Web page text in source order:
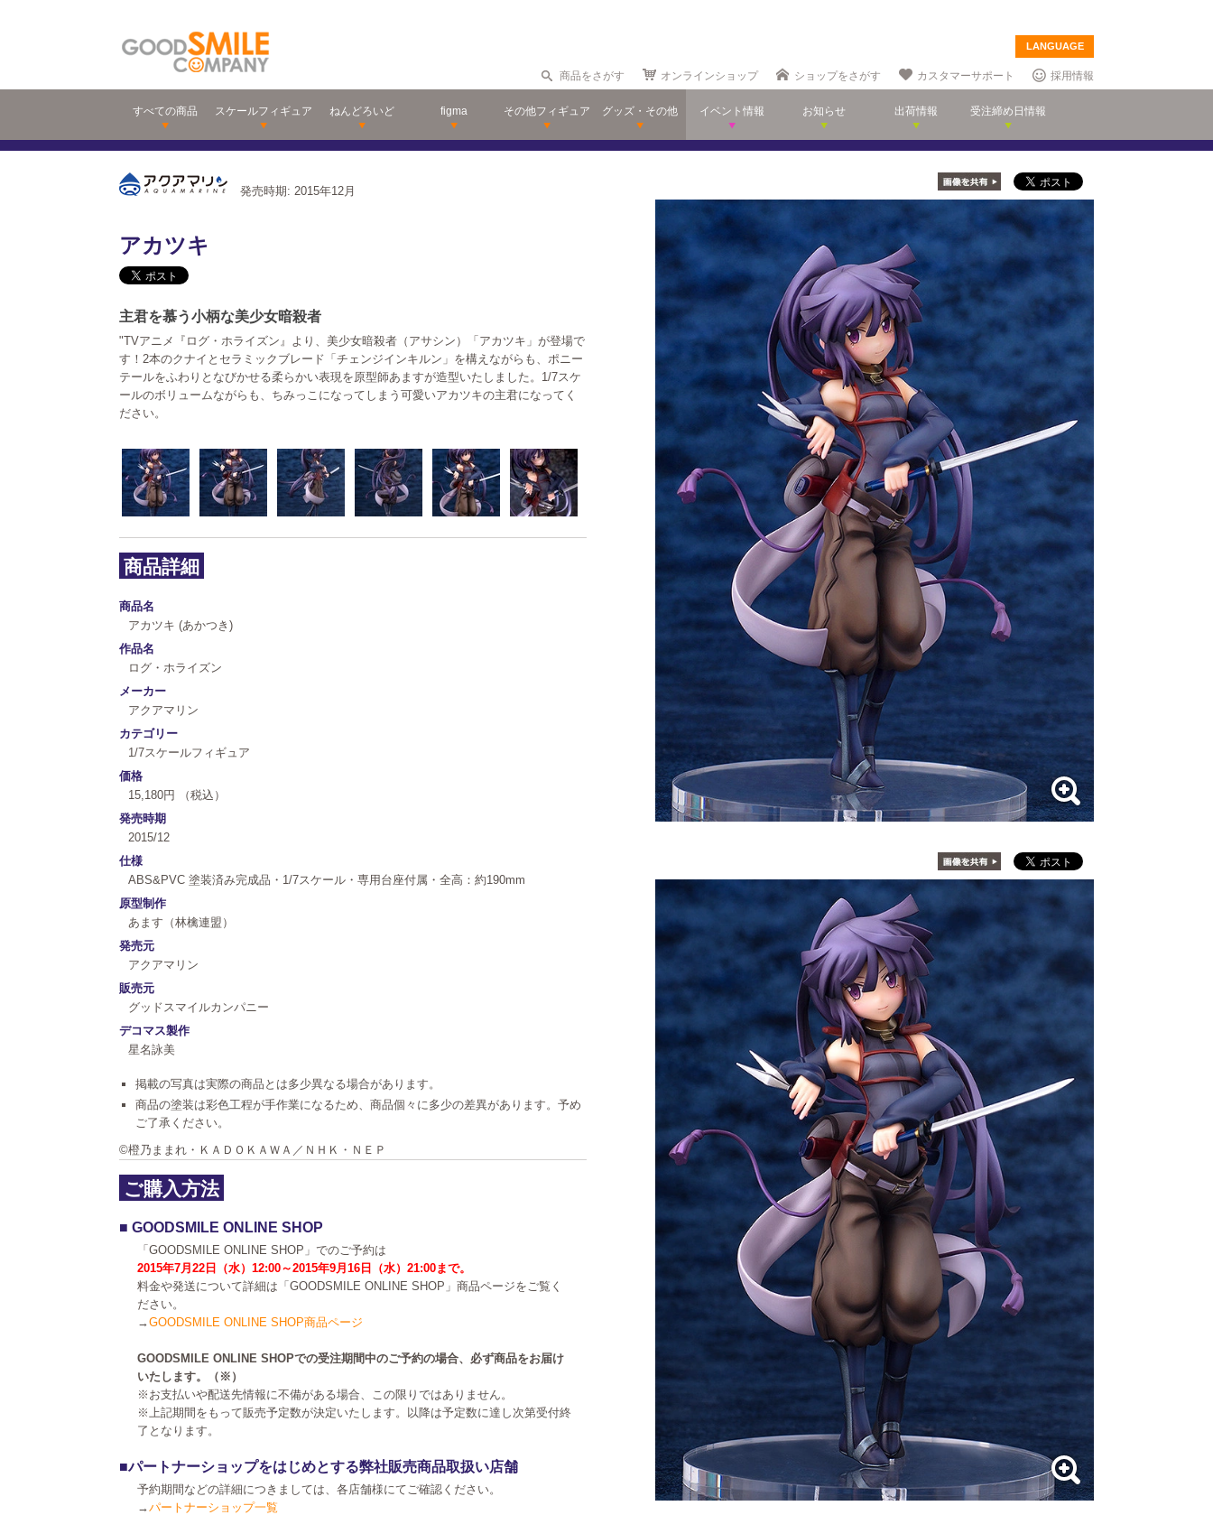
LANGUAGE
商品をさがす オンラインショップ ショップをさがす カスタマーサポート 採用情報
すべての商品 スケールフィギュア ねんどろいど figma その他フィギュア グッズ・その他 イベント情報 お知らせ 出荷情報 受注締め日情報
発売時期: 2015年12月
アカツキ
主君を慕う小柄な美少女暗殺者
"TVアニメ『ログ・ホライズン』より、美少女暗殺者（アサシン）「アカツキ」が登場で
す！2本のクナイとセラミックブレード「チェンジインキルン」を構えながらも、ポニー
テールをふわりとなびかせる柔らかい表現を原型師あますが造型いたしました。1/7スケ
ールのボリュームながらも、ちみっこになってしまう可愛いアカツキの主君になってく
ださい。
商品詳細
商品名
アカツキ (あかつき)
作品名
ログ・ホライズン
メーカー
アクアマリン
カテゴリー
1/7スケールフィギュア
価格
15,180円 （税込）
発売時期
2015/12
仕様
ABS&PVC 塗装済み完成品・1/7スケール・専用台座付属・全高：約190mm
原型制作
あます（林檎連盟）
発売元
アクアマリン
販売元
グッドスマイルカンパニー
デコマス製作
星名詠美
掲載の写真は実際の商品とは多少異なる場合があります。
商品の塗装は彩色工程が手作業になるため、商品個々に多少の差異があります。予め
ご了承ください。
©橙乃ままれ・ＫＡＤＯＫＡＷＡ／ＮＨＫ・ＮＥＰ
ご購入方法
■ GOODSMILE ONLINE SHOP
「GOODSMILE ONLINE SHOP」でのご予約は
2015年7月22日（水）12:00～2015年9月16日（水）21:00まで。
料金や発送について詳細は「GOODSMILE ONLINE SHOP」商品ページをご覧く
ださい。
→GOODSMILE ONLINE SHOP商品ページ
GOODSMILE ONLINE SHOPでの受注期間中のご予約の場合、必ず商品をお届け
いたします。（※）
※お支払いや配送先情報に不備がある場合、この限りではありません。
※上記期間をもって販売予定数が決定いたします。以降は予定数に達し次第受付終
了となります。
■パートナーショップをはじめとする弊社販売商品取扱い店舗
予約期間などの詳細につきましては、各店舗様にてご確認ください。
→パートナーショップ一覧